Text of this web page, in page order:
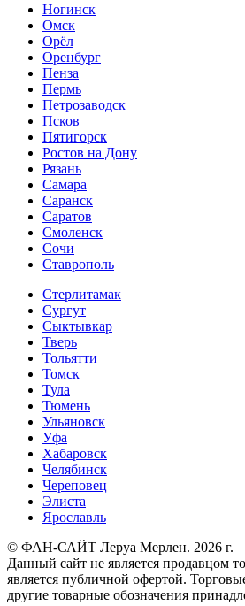
Ногинск
Омск
Орёл
Оренбург
Пенза
Пермь
Петрозаводск
Псков
Пятигорск
Ростов на Дону
Рязань
Самара
Саранск
Саратов
Смоленск
Сочи
Ставрополь
Стерлитамак
Сургут
Сыктывкар
Тверь
Тольятти
Томск
Тула
Тюмень
Ульяновск
Уфа
Хабаровск
Челябинск
Череповец
Элиста
Ярославль
© ФАН-САЙТ Леруа Мерлен. 2026 г.
Данный сайт не является продавцом
является публичной офертой.
другие товарные обозначения